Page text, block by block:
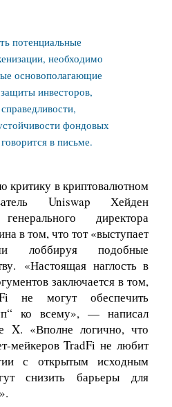
потенциальные
необходимо
основополагающие
инвесторов,
фондовых
в письме.
критику в криптовалютном
Uniswap Хейден
директора
в том, что тот «выступает
лоббируя подобные
«Настоящая наглость в
заключается в том,
не могут обеспечить
ко всему», — написал
X. «Вполне логично, что
мейкеров TradFi не любит
с открытым исходным
снизить барьеры для